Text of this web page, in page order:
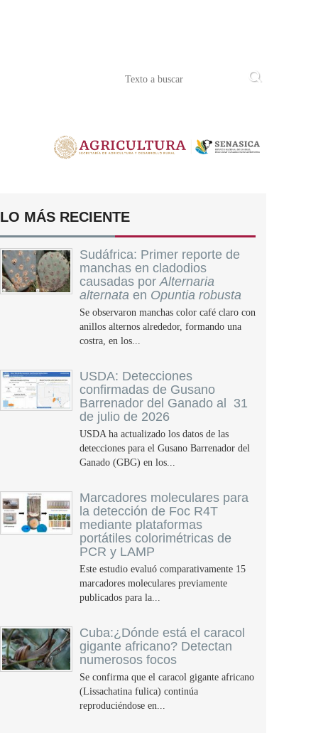
LO MÁS RECIENTE
Sudáfrica: Primer reporte de
manchas en cladodios
causadas porAlternaria
alternata en Opuntia robusta
Se observaron manchas color café claro con
anillos alternos alrededor, formando una
costra, en los...
USDA: Detecciones
confirmadas de Gusano
Barrenador del Ganado al 31
de julio de 2026
USDA ha actualizado los datos de las
detecciones para el Gusano Barrenador del
Ganado (GBG) en los...
Marcadores moleculares para
la detección de Foc R4T
mediante plataformas
portátiles colorimétricas de
PCR y LAMP
Este estudio evaluó comparativamente 15
marcadores moleculares previamente
publicados para la...
Cuba:¿Dónde está el caracol
gigante africano? Detectan
numerosos focos
Se confirma que el caracol gigante africano
(Lissachatina fulica) continúa
reproduciéndose en...